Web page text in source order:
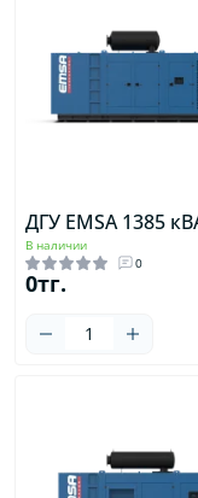
ДГУ EMSA 1385
В наличии
0
0тг.